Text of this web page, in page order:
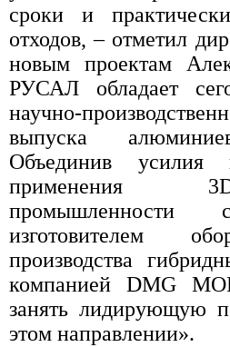
сроки и
отходов, – отметил
новым проектам
РУСАЛ обладает
научно-
выпуска
Объединив усилия
применения
промышленности
изготовителем
производства
компанией DMG
занять лидирующую
этом направлении».